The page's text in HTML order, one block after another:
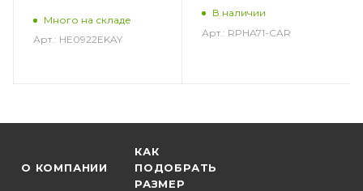
Много на складе
Арт.: HE0922EKAY
В наличии
Арт.: RPHA71-CAR
О КОМПАНИИ
КАК
ПОДОБРАТЬ
РАЗМЕР